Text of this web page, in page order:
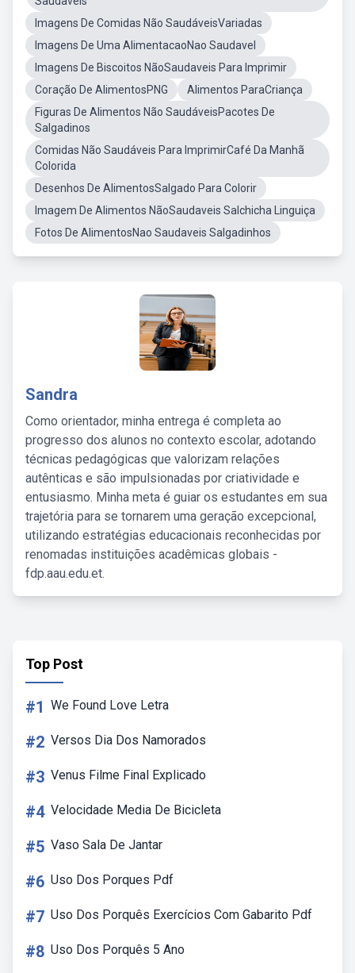
Imagens De Comidas Não SaudáveisVariadas
Imagens De Uma AlimentacaoNao Saudavel
Imagens De Biscoitos NãoSaudaveis Para Imprimir
Coração De AlimentosPNG
Alimentos ParaCriança
Figuras De Alimentos Não SaudáveisPacotes De
Salgadinos
Comidas Não Saudáveis Para ImprimirCafé Da Manhã
Colorida
Desenhos De AlimentosSalgado Para Colorir
Imagem De Alimentos NãoSaudaveis Salchicha Linguiça
Fotos De AlimentosNao Saudaveis Salgadinhos
Sandra
Como orientador, minha entrega é completa ao
progresso dos alunos no contexto escolar, adotando
técnicas pedagógicas que valorizam relações
autênticas e são impulsionadas por criatividade e
entusiasmo. Minha meta é guiar os estudantes em sua
trajetória para se tornarem uma geração excepcional,
utilizando estratégias educacionais reconhecidas por
renomadas instituições acadêmicas globais -
fdp.aau.edu.et.
Top Post
#1 We Found Love Letra
#2 Versos Dia Dos Namorados
#3 Venus Filme Final Explicado
#4 Velocidade Media De Bicicleta
#5 Vaso Sala De Jantar
#6 Uso Dos Porques Pdf
#7 Uso Dos Porquês Exercícios Com Gabarito Pdf
#8 Uso Dos Porquês 5 Ano